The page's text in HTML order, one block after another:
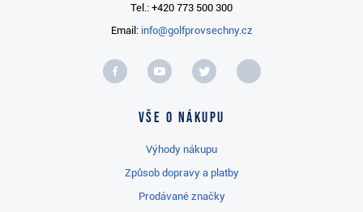
Tel.: +420 773 500 300
Email: info@golfprovsechny.cz
Vše o nákupu
Výhody nákupu
Způsob dopravy a platby
Prodávané značky